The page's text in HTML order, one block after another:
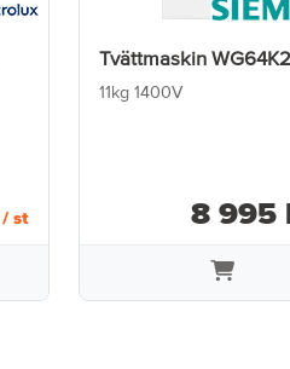
/ st
Tvättmaskin
11kg 1400V
8 995